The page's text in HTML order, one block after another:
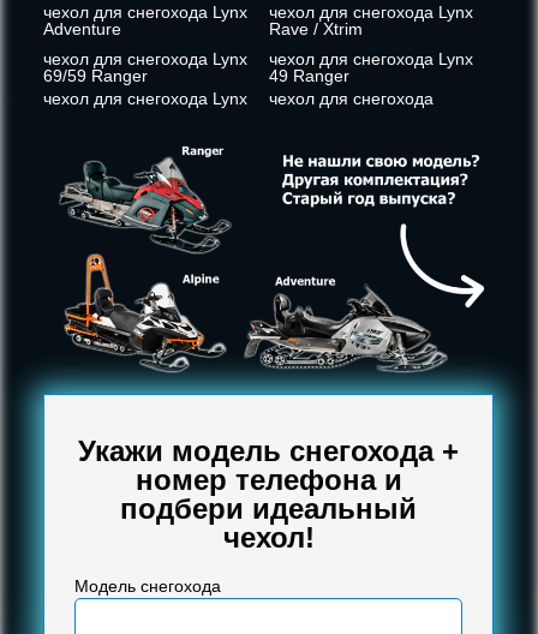
чехол для снегохода Lynx
Adventure
чехол для снегохода Lynx
Rave / Xtrim
чехол для снегохода Lynx
69/59 Ranger
чехол для снегохода Lynx
чехол для снегохода Lynx
49 Ranger
чехол для снегохода
Укажи модель снегохода +
номер телефона и
подбери идеальный
чехол!
Модель снегохода